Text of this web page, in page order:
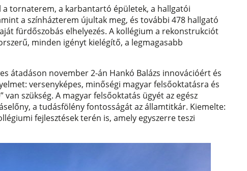
tornaterem, a karbantartó épületek, a hallgatói
a színházterem újultak meg, és további 478 hallgató
fürdőszobás elhelyezés. A kollégium a rekonstrukciót
minden igényt kielégítő, a legmagasabb
átadáson november 2-án Hankó Balázs innovációért és
versenyképes, minőségi magyar felsőoktatásra és
van szükség. A magyar felsőoktatás ügyét az egész
a tudásfölény fontosságát az államtitkár. Kiemelte:
fejlesztések terén is, amely egyszerre teszi